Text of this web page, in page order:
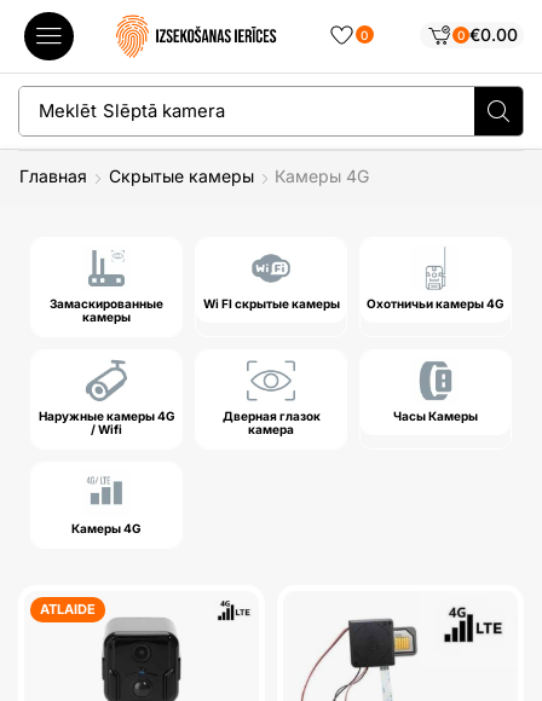
0 0 €0.00
Meklēt Slēptā kamera
Главная Скрытые камеры Камеры 4G
Замаскированные
камеры
Wi FI скрытые камеры Охотничьи камеры 4G
Наружные камеры 4G
/ Wifi
Дверная глазок
камера
Часы Камеры
Камеры 4G
ATLAIDE